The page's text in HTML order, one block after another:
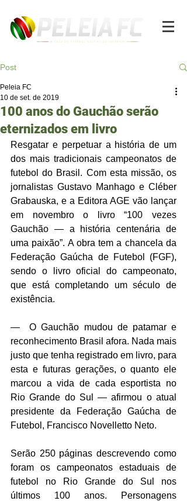
Post
100 anos do Gauchão serão
eternizados em livro
Peleia FC
10 de set. de 2019
Resgatar e perpetuar a história de um
dos mais tradicionais campeonatos de
futebol do Brasil. Com esta missão, os
jornalistas Gustavo Manhago e Cléber
Grabauska, e a Editora AGE vão lançar
em novembro o livro “100 vezes
Gauchão — a história centenária de
uma paixão”. A obra tem a chancela da
Federação Gaúcha de Futebol (FGF),
sendo o livro oficial do campeonato,
que está completando um século de
existência.
—  O Gauchão mudou de patamar e
reconhecimento Brasil afora. Nada mais
justo que tenha registrado em livro, para
esta e futuras gerações, o quanto ele
marcou a vida de cada esportista no
Rio Grande do Sul — afirmou o atual
presidente da Federação Gaúcha de
Futebol, Francisco Novelletto Neto.
Serão 250 páginas descrevendo como
foram os campeonatos estaduais de
futebol no Rio Grande do Sul nos
últimos 100 anos. Personagens